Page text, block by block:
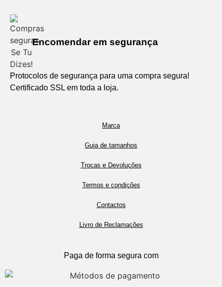
Encomendar em segurança
Protocolos de segurança para uma compra segura!
Certificado SSL em toda a loja.
Marca
Guia de tamanhos
Trocas e Devoluções
Termos e condições
Contactos
Livro de Reclamações
Paga de forma segura com